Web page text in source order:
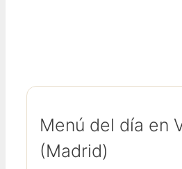
Menú del día en
(Madrid)